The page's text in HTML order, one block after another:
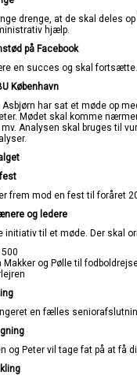
drenge, at de skal deles
hjælp.
på Facebook
en succes og skal
København
Asbjørn har sat et møde op
Mødet skal komme
Analysen skal bruges til
frem mod en fest til foråret
og ledere
initiativ til et møde. Der skal
Makker og Pølle til
en fælles
og Peter vil tage fat på at få